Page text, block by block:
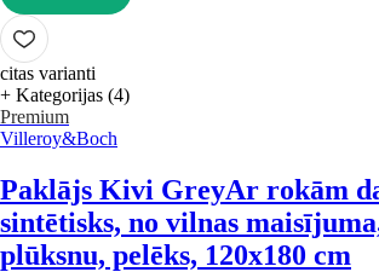
LIKT GROZĀ
citas varianti
+ Kategorijas (4)
Premium
Villeroy&Boch
Paklājs Kivi GreyAr rokām
sintētisks, no vilnas
plūksnu, pelēks, 120x180 cm